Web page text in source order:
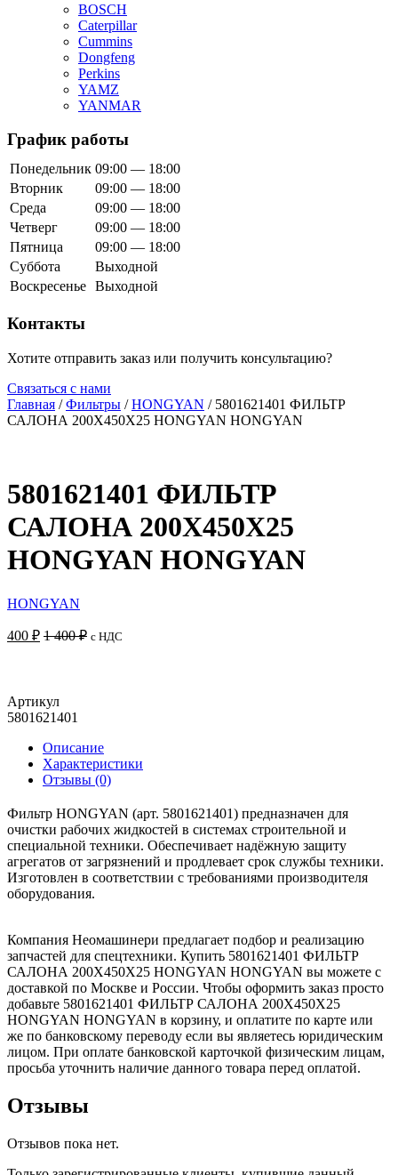
BOSCH
Caterpillar
Cummins
Dongfeng
Perkins
YAMZ
YANMAR
График работы
Понедельник 09:00 — 18:00
Вторник
09:00 — 18:00
Среда
09:00 — 18:00
Четверг
09:00 — 18:00
Пятница
09:00 — 18:00
Суббота
Выходной
Воскресенье Выходной
Контакты
Хотите отправить заказ или получить консультацию?
Связаться с нами
Главная /Фильтры /HONGYAN / 5801621401 ФИЛЬТР
САЛОНА 200Х450Х25 HONGYAN HONGYAN
5801621401 ФИЛЬТР
САЛОНА 200Х450Х25
HONGYAN HONGYAN
HONGYAN
400 ₽ 1 400₽ с НДС
Артикул
5801621401
Описание
Характеристики
Отзывы (0)
Фильтр HONGYAN (арт. 5801621401) предназначен для
очистки рабочих жидкостей в системах строительной и
специальной техники. Обеспечивает надёжную защиту
агрегатов от загрязнений и продлевает срок службы техники.
Изготовлен в соответствии с требованиями производителя
оборудования.
Компания Неомашинери предлагает подбор и реализацию
запчастей для спецтехники. Купить 5801621401 ФИЛЬТР
САЛОНА 200Х450Х25 HONGYAN HONGYAN вы можете с
доставкой по Москве и России. Чтобы оформить заказ просто
добавьте 5801621401 ФИЛЬТР САЛОНА 200Х450Х25
HONGYAN HONGYAN в корзину, и оплатите по карте или
же по банковскому переводу если вы являетесь юридическим
лицом. При оплате банковской карточкой физическим лицам,
просьба уточнить наличие данного товара перед оплатой.
Отзывы
Отзывов пока нет.